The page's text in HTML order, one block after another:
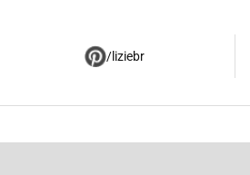
/liziebr